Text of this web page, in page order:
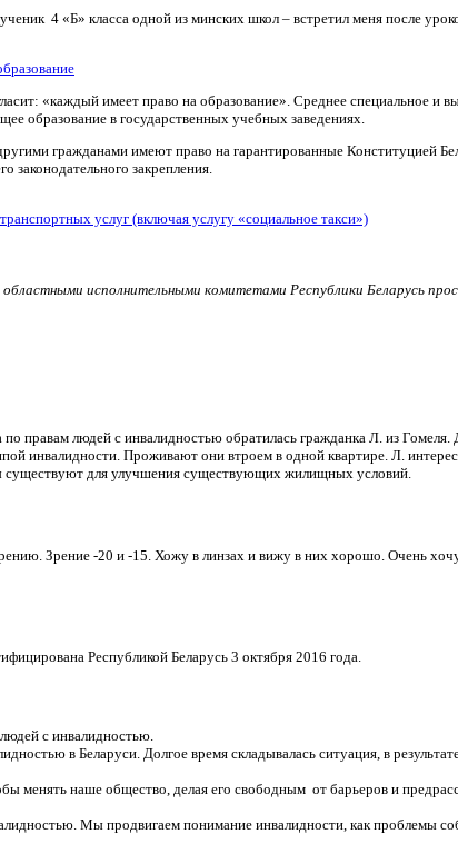
4 «Б» класса одной из минских школ – встретил меня после
«каждый имеет право на образование». Среднее специальное
образование в государственных учебных заведениях.
гражданами имеют право на гарантированные Конституцией
законодательного закрепления.
услуг (включая услугу «социальное такси»)
исполнительными комитетами Республики Беларусь
людей с инвалидностью обратилась гражданка Л. из Гомеля.
инвалидности. Проживают они втроем в одной квартире. Л.
существуют для улучшения существующих жилищных условий.
Зрение -20 и -15. Хожу в линзах и вижу в них хорошо. Очень
Республикой Беларусь 3 октября 2016 года.
с инвалидностью.
в Беларуси. Долгое время складывалась ситуация, в
менять наше общество, делая его свободным от барьеров и
Мы продвигаем понимание инвалидности, как проблемы